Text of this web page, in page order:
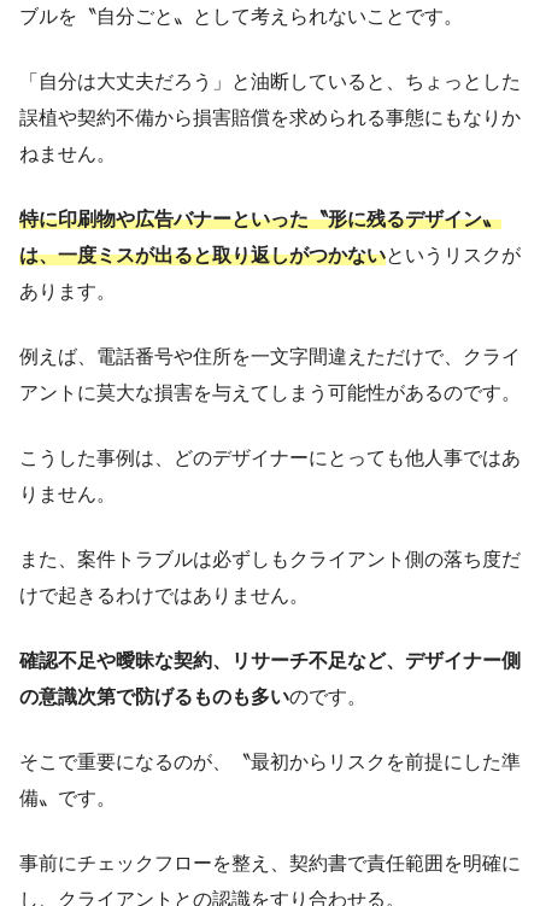
ブルを〝自分ごと〟として考えられないことです。
「自分は大丈夫だろう」と油断していると、ちょっとした
誤植や契約不備から損害賠償を求められる事態にもなりか
ねません。
特に印刷物や広告バナーといった〝形に残るデザイン〟
は、一度ミスが出ると取り返しがつかないというリスクが
あります。
例えば、電話番号や住所を一文字間違えただけで、クライ
アントに莫大な損害を与えてしまう可能性があるのです。
こうした事例は、どのデザイナーにとっても他人事ではあ
りません。
また、案件トラブルは必ずしもクライアント側の落ち度だ
けで起きるわけではありません。
確認不足や曖昧な契約、リサーチ不足など、デザイナー側
の意識次第で防げるものも多いのです。
そこで重要になるのが、〝最初からリスクを前提にした準
備〟です。
事前にチェックフローを整え、契約書で責任範囲を明確に
し、クライアントとの認識をすり合わせる。